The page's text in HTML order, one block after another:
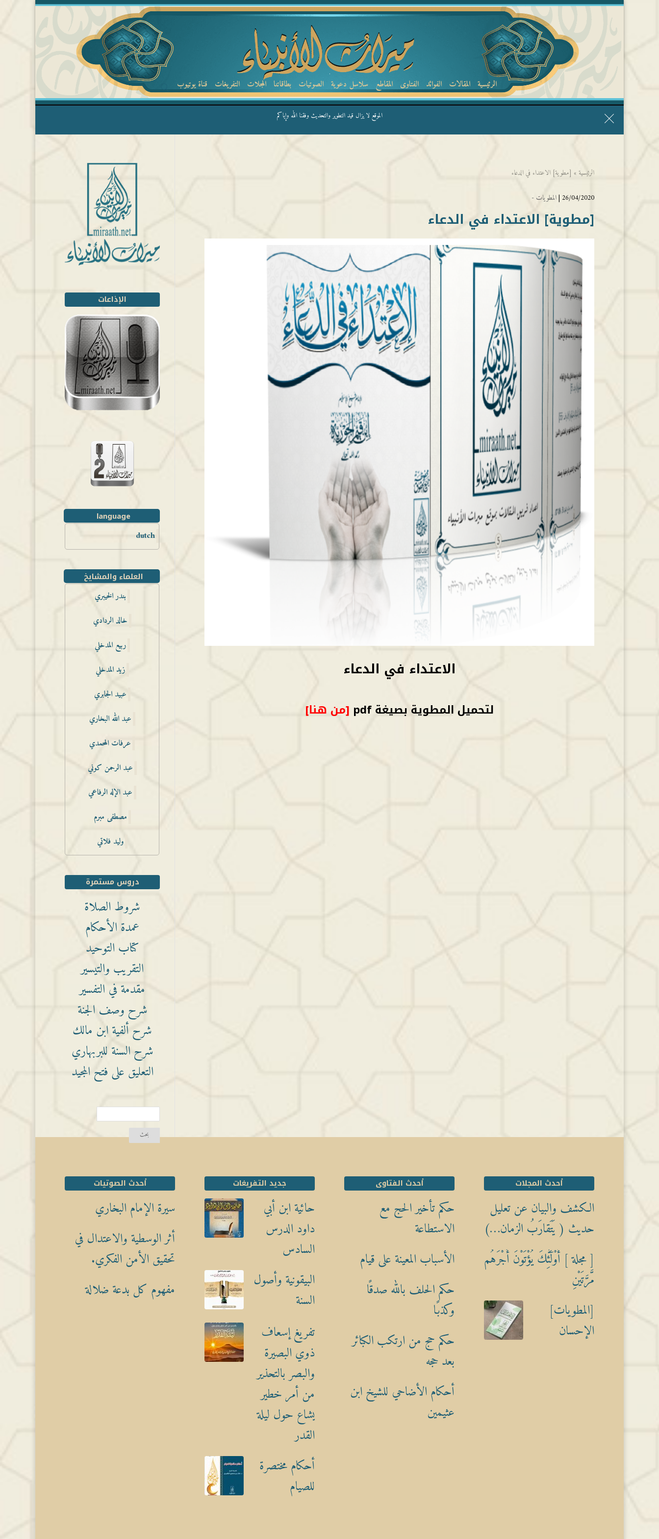
الرئيسية المقالات الفوائد الفتاوى المقاطع سلاسل دعوية الصوتيات بطاقاتنا المجلات التفريغات قناة يوتيوب
الموقع لا يزال قيد التطوير والتحديث وفقنا الله وإياكم
الرئيسية » [مطوية] الاعتداء في الدعاء
26/04/2020 | المطويات -
[مطوية] الاعتداء في الدعاء
الاعتداء في الدعاء
لتحميل المطوية بصيغة pdf [من هنا]
الإذاعات
language
dutch
العلماء والمشايخ
بندر الخيبري
خالد الردادي
ربيع المدخلي
زيد المدخلي
عبيد الجابري
عبد الله البخاري
عرفات المحمدي
عبد الرحمن كوني
عبد الإله الرفاعي
مصطفى مبرم
وليد فلاتي
دروس مستمرة
شروط الصلاة
عمدة الأحكام
كتاب التوحيد
التقريب والتيسير
مقدمة في التفسير
شرح وصف الجنة
شرح ألفية ابن مالك
شرح السنة للبربهاري
التعليق على فتح المجيد
أحدث المجلات
الكشف والبيان عن تعليل
حديث ( يَتَقارَبُ الزمان…)
[ مجلة ] أُوْلَٰٓئِكَ يُؤْتَوْنَ أَجْرَهُم
مَّرَّتَيْنِ
[المطويات]
الإحسان
أحدث الفتاوى
حكم تأخير الحج مع
الاستطاعة
الأسباب المعينة على قيام
حكم الحلف بالله صدقًا
وكذبًا
حكم حج من ارتكب الكبائر
بعد حجه
أحكام الأضاحي للشيخ ابن
عثيمين
جديد التفريغات
حائية ابن أبي
داود الدرس
السادس
البيقونية وأصول
السنة
تفريغ إسعاف
ذوي البصيرة
والبصر بالتحذير
من أمر خطير
يشاع حول ليلة
القدر
أحكام مختصرة
للصيام
أحدث الصوتيات
سيرة الإمام البخاري
أثر الوسطية والاعتدال في
تحقيق الأمن الفكري.
مفهوم كل بدعة ضلالة